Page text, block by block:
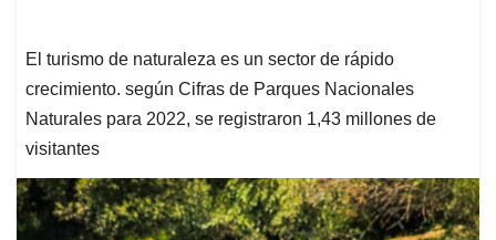
El turismo de naturaleza es un sector de rápido
crecimiento. según Cifras de Parques Nacionales
Naturales para 2022, se registraron 1,43 millones de
visitantes